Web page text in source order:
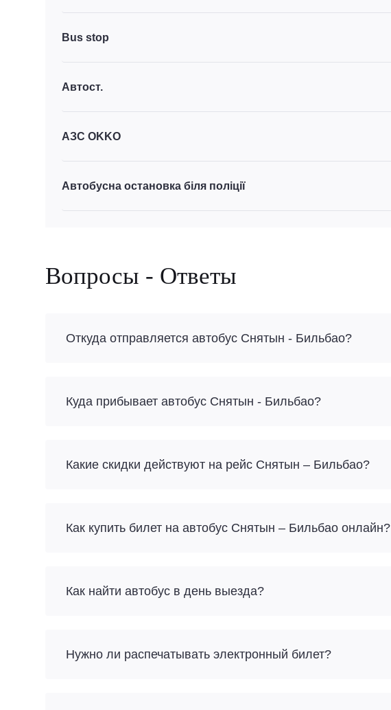
Bus stop
Автост.
АЗС OKKO
Автобусна остановка біля поліції
Вопросы - Ответы
Откуда отправляется автобус Снятын - Бильбао?
Куда прибывает автобус Снятын - Бильбао?
Какие скидки действуют на рейс Снятын – Бильбао?
Как купить билет на автобус Снятын – Бильбао онлайн?
Как найти автобус в день выезда?
Нужно ли распечатывать электронный билет?